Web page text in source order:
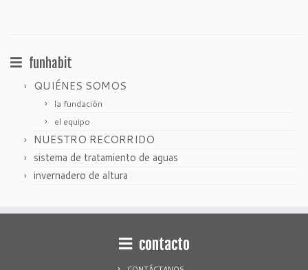
funhabit
QUIÉNES SOMOS
la fundación
el equipo
NUESTRO RECORRIDO
sistema de tratamiento de aguas
invernadero de altura
contacto